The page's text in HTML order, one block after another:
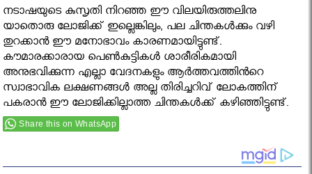
നടാഷയുടെ കുസൃതി നിറഞ്ഞ ഈ വിലയിരുത്തലിനു
യാതൊരു ലോജിക്ക് ഇല്ലെങ്കിലും, പല ചിന്തകൾക്കും വഴി
തുറക്കാൻ ഈ മനോഭാവം കാരണമായിട്ടുണ്ട്.
കൗമാരക്കാരായ പെൺകുട്ടികൾ ശാരീരികമായി
അനുഭവിക്കുന്ന എല്ലാ വേദനകളും ആർത്തവത്തിൻറെ
സ്വാഭാവിക ലക്ഷണങ്ങൾ അല്ല തിരിച്ചറിവ് ലോകത്തിന്
പകരാൻ ഈ ലോജിക്കില്ലാത്ത ചിന്തകൾക്ക് കഴിഞ്ഞിട്ടുണ്ട്.
Share this on WhatsApp